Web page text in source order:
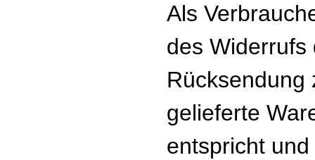
Als
des Widerrufs
Rücksendung
gelieferte
entspricht